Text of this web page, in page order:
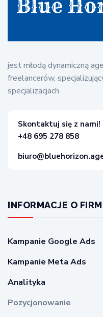
jest młodą dynamiczną
freelancerów,
specjalizacjach
Skontaktuj się z nami!
+48 695 278 858
INFORMACJE O
Kampanie Google Ads
Kampanie Meta Ads
Analityka
Pozycjonowanie